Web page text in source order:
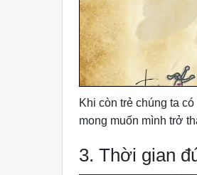
Khi còn trẻ chúng ta
mong muốn mình trở
3. Thời gian